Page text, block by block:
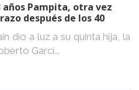
años Pampita, otra vez
después de los 40
dio a luz a su quinta hija, la
Garcí...